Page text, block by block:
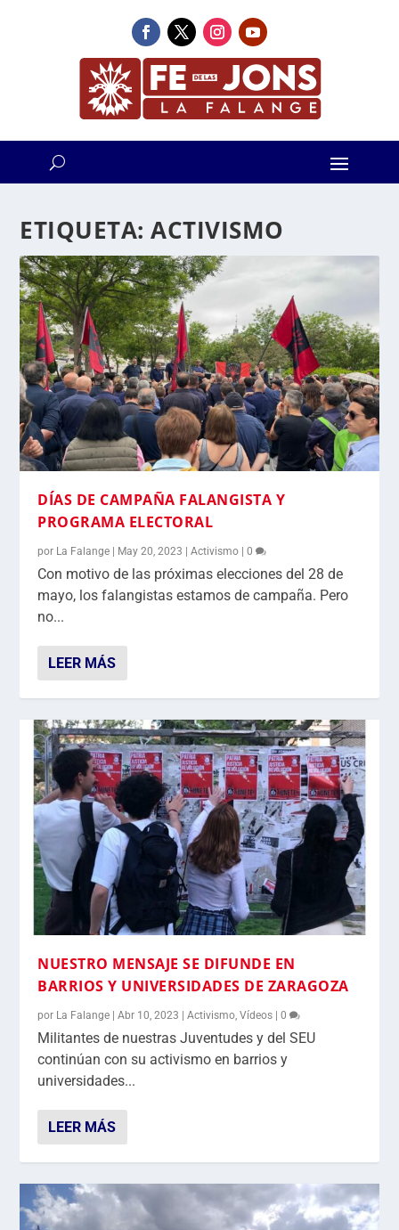
ETIQUETA:ACTIVISMO
DÍAS DE CAMPAÑA FALANGISTA Y
PROGRAMA ELECTORAL
por La Falange | May 20, 2023 |Activismo |0
Con motivo de las próximas elecciones del 28 de
mayo, los falangistas estamos de campaña. Pero
no...
LEER MÁS
NUESTRO MENSAJE SE DIFUNDE EN
BARRIOS Y UNIVERSIDADES DE ZARAGOZA
por La Falange |Abr 10, 2023 |Activismo ,Vídeos |0
Militantes de nuestras Juventudes y del SEU
continúan con su activismo en barrios y
universidades...
LEER MÁS